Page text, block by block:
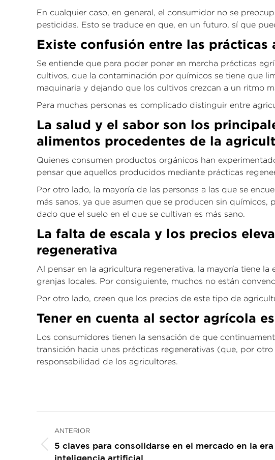
En cualquier caso, en general, el consumidor no se
pesticidas. Esto se traduce en que, en un futuro, sí que
Existe confusión entre las prácticas
Se entiende que para poder poner en marcha prácticas
cultivos, que la contaminación por químicos se tiene que
maquinaria y dejando que los cultivos crezcan a un ritmo
Para muchas personas es complicado distinguir entre
La salud y el sabor son los
alimentos procedentes de la
Quienes consumen productos orgánicos han
pensar que aquellos producidos mediante prácticas
Por otro lado, la mayoría de las personas a las que se
más sanos, ya que asumen que se producen sin
dado que el suelo en el que se cultivan es más sano.
La falta de escala y los precios
regenerativa
Al pensar en la agricultura regenerativa, la mayoría tiene
granjas locales. Por consiguiente, muchos no están
Por otro lado, creen que los precios de este tipo de
Tener en cuenta al sector agrícola
Los consumidores tienen la sensación de que
transición hacia unas prácticas regenerativas (que, por
responsabilidad de los agricultores.
entre
publicaciones
ANTERIOR
Publicación
5 claves para consolidarse en el mercado en la era
inteligencia artificial